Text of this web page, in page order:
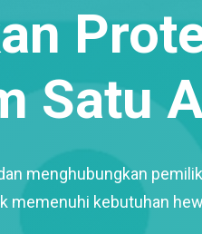
Satu
menghubungkan
memenuhi kebutuhan